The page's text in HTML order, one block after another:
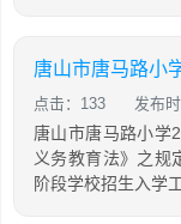
唐山市唐马路小
点击：133 发布
唐山市唐马路小学
义务教育法》之规
阶段学校招生入学